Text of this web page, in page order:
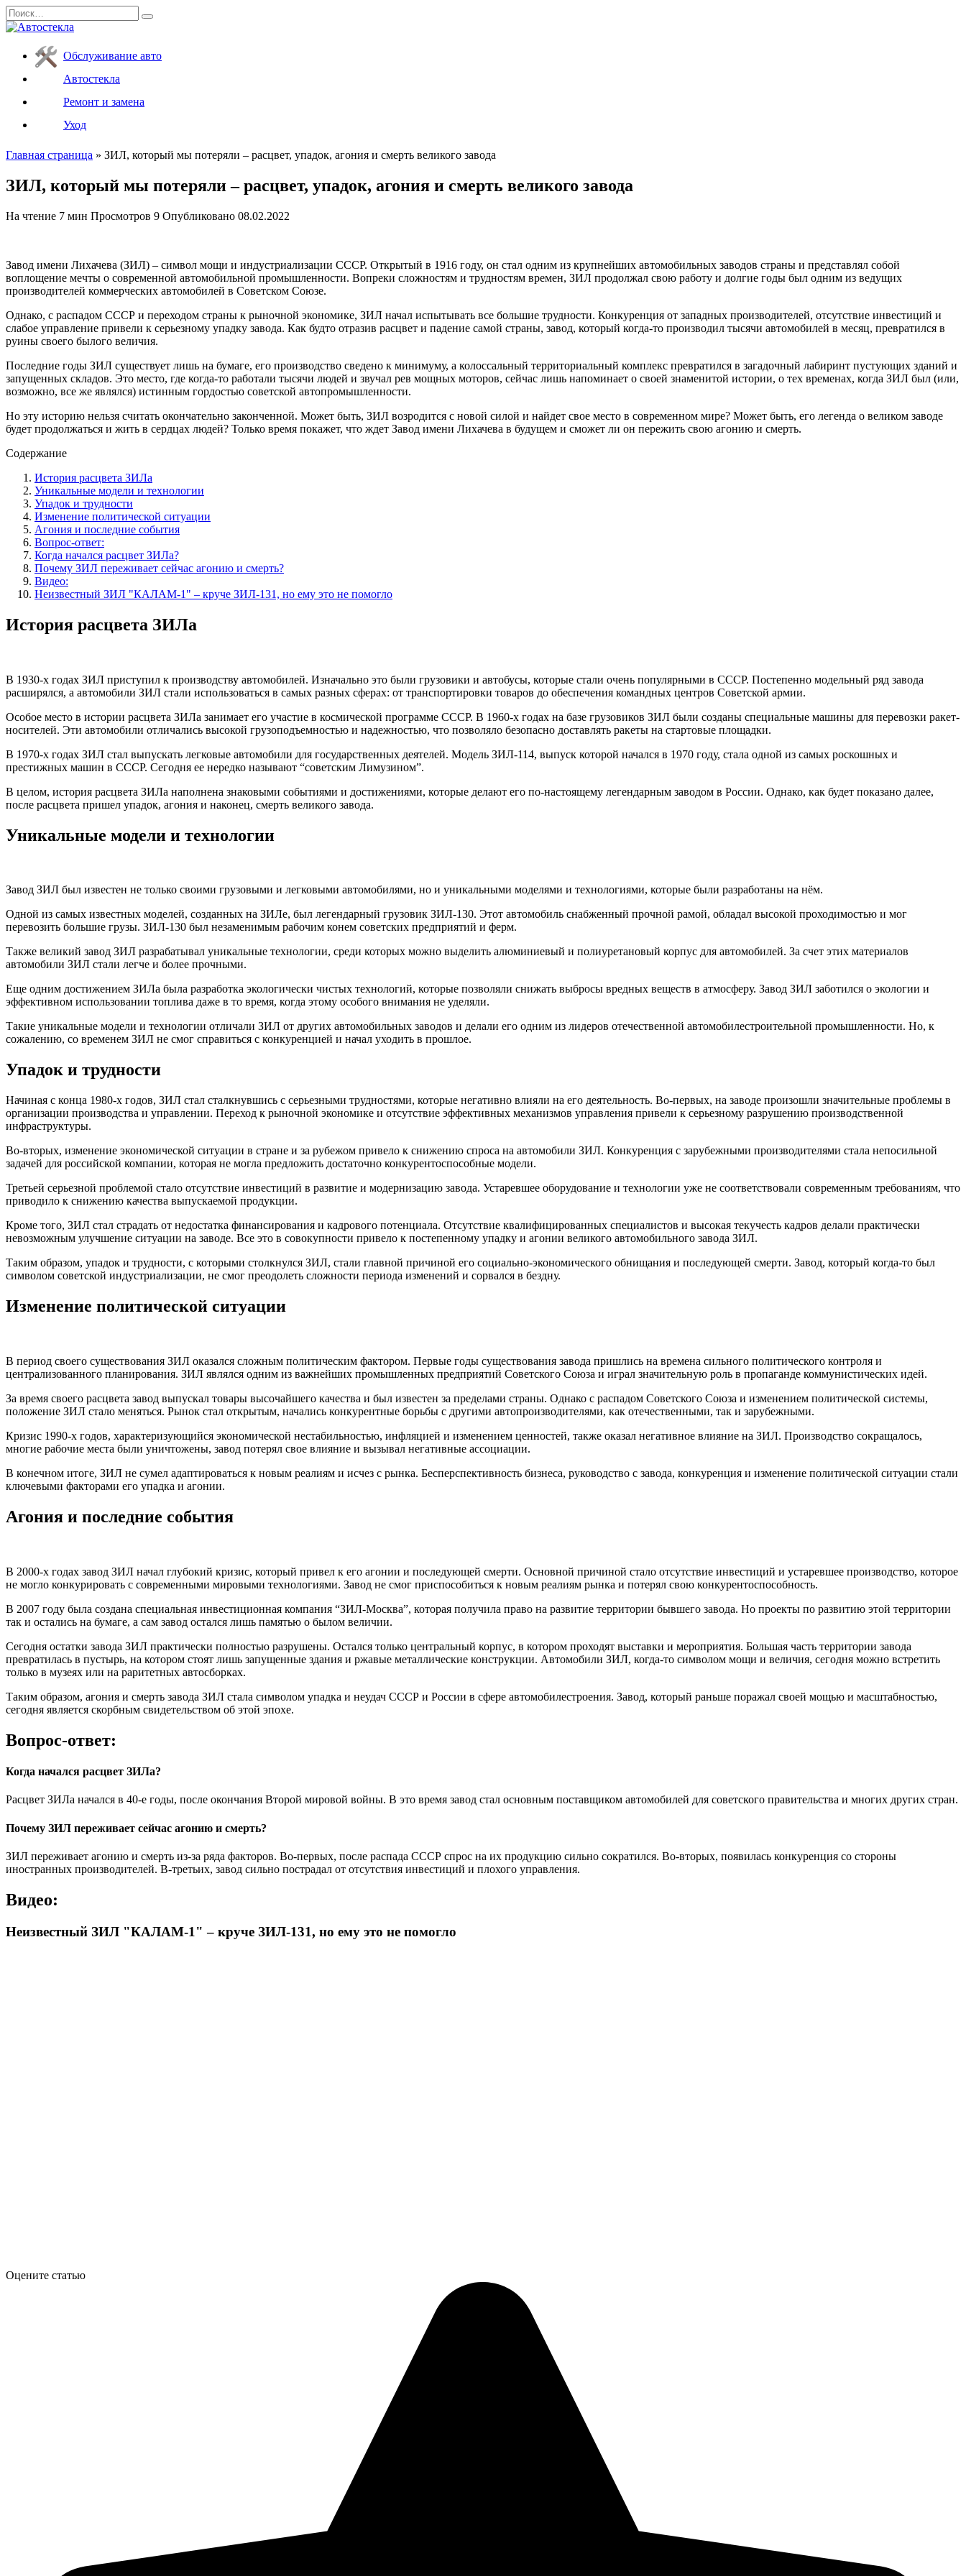
Перейти
к
Search
for:
Обслуживание авто
Автостекла
Ремонт и замена
Уход
Главная страница » ЗИЛ, который мы потеряли – расцвет, упадок, агония и смерть великого завода
ЗИЛ, который мы потеряли – расцвет, упадок, агония и смерть великого завода
На чтение 7 мин Просмотров 9 Опубликовано 08.02.2022
Завод имени Лихачева (ЗИЛ) – символ мощи и индустриализации СССР. Открытый в 1916 году, он стал одним из крупнейших автомобильных заводов страны и представлял собой
воплощение мечты о современной автомобильной промышленности. Вопреки сложностям и трудностям времен, ЗИЛ продолжал свою работу и долгие годы был одним из ведущих
производителей коммерческих автомобилей в Советском Союзе.
Однако, с распадом СССР и переходом страны к рыночной экономике, ЗИЛ начал испытывать все большие трудности. Конкуренция от западных производителей, отсутствие инвестиций и
слабое управление привели к серьезному упадку завода. Как будто отразив расцвет и падение самой страны, завод, который когда-то производил тысячи автомобилей в месяц, превратился в
руины своего былого величия.
Последние годы ЗИЛ существует лишь на бумаге, его производство сведено к минимуму, а колоссальный территориальный комплекс превратился в загадочный лабиринт пустующих зданий и
запущенных складов. Это место, где когда-то работали тысячи людей и звучал рев мощных моторов, сейчас лишь напоминает о своей знаменитой истории, о тех временах, когда ЗИЛ был (или,
возможно, все же являлся) истинным гордостью советской автопромышленности.
Но эту историю нельзя считать окончательно законченной. Может быть, ЗИЛ возродится с новой силой и найдет свое место в современном мире? Может быть, его легенда о великом заводе
будет продолжаться и жить в сердцах людей? Только время покажет, что ждет Завод имени Лихачева в будущем и сможет ли он пережить свою агонию и смерть.
Содержание
История расцвета ЗИЛа
Уникальные модели и технологии
Упадок и трудности
Изменение политической ситуации
Агония и последние события
Вопрос-ответ:
Когда начался расцвет ЗИЛа?
Почему ЗИЛ переживает сейчас агонию и смерть?
Видео:
Неизвестный ЗИЛ "КАЛАМ-1" – круче ЗИЛ-131, но ему это не помогло
История расцвета ЗИЛа
В 1930-х годах ЗИЛ приступил к производству автомобилей. Изначально это были грузовики и автобусы, которые стали очень популярными в СССР. Постепенно модельный ряд завода
расширялся, а автомобили ЗИЛ стали использоваться в самых разных сферах: от транспортировки товаров до обеспечения командных центров Советской армии.
Особое место в истории расцвета ЗИЛа занимает его участие в космической программе СССР. В 1960-х годах на базе грузовиков ЗИЛ были созданы специальные машины для перевозки ракет-
носителей. Эти автомобили отличались высокой грузоподъемностью и надежностью, что позволяло безопасно доставлять ракеты на стартовые площадки.
В 1970-х годах ЗИЛ стал выпускать легковые автомобили для государственных деятелей. Модель ЗИЛ-114, выпуск которой начался в 1970 году, стала одной из самых роскошных и
престижных машин в СССР. Сегодня ее нередко называют “советским Лимузином”.
В целом, история расцвета ЗИЛа наполнена знаковыми событиями и достижениями, которые делают его по-настоящему легендарным заводом в России. Однако, как будет показано далее,
после расцвета пришел упадок, агония и наконец, смерть великого завода.
Уникальные модели и технологии
Завод ЗИЛ был известен не только своими грузовыми и легковыми автомобилями, но и уникальными моделями и технологиями, которые были разработаны на нём.
Одной из самых известных моделей, созданных на ЗИЛе, был легендарный грузовик ЗИЛ-130. Этот автомобиль снабженный прочной рамой, обладал высокой проходимостью и мог
перевозить большие грузы. ЗИЛ-130 был незаменимым рабочим конем советских предприятий и ферм.
Также великий завод ЗИЛ разрабатывал уникальные технологии, среди которых можно выделить алюминиевый и полиуретановый корпус для автомобилей. За счет этих материалов
автомобили ЗИЛ стали легче и более прочными.
Еще одним достижением ЗИЛа была разработка экологически чистых технологий, которые позволяли снижать выбросы вредных веществ в атмосферу. Завод ЗИЛ заботился о экологии и
эффективном использовании топлива даже в то время, когда этому особого внимания не уделяли.
Такие уникальные модели и технологии отличали ЗИЛ от других автомобильных заводов и делали его одним из лидеров отечественной автомобилестроительной промышленности. Но, к
сожалению, со временем ЗИЛ не смог справиться с конкуренцией и начал уходить в прошлое.
Упадок и трудности
Начиная с конца 1980-х годов, ЗИЛ стал сталкнувшись с серьезными трудностями, которые негативно влияли на его деятельность. Во-первых, на заводе произошли значительные проблемы в
организации производства и управлении. Переход к рыночной экономике и отсутствие эффективных механизмов управления привели к серьезному разрушению производственной
инфраструктуры.
Во-вторых, изменение экономической ситуации в стране и за рубежом привело к снижению спроса на автомобили ЗИЛ. Конкуренция с зарубежными производителями стала непосильной
задачей для российской компании, которая не могла предложить достаточно конкурентоспособные модели.
Третьей серьезной проблемой стало отсутствие инвестиций в развитие и модернизацию завода. Устаревшее оборудование и технологии уже не соответствовали современным требованиям, что
приводило к снижению качества выпускаемой продукции.
Кроме того, ЗИЛ стал страдать от недостатка финансирования и кадрового потенциала. Отсутствие квалифицированных специалистов и высокая текучесть кадров делали практически
невозможным улучшение ситуации на заводе. Все это в совокупности привело к постепенному упадку и агонии великого автомобильного завода ЗИЛ.
Таким образом, упадок и трудности, с которыми столкнулся ЗИЛ, стали главной причиной его социально-экономического обнищания и последующей смерти. Завод, который когда-то был
символом советской индустриализации, не смог преодолеть сложности периода изменений и сорвался в бездну.
Изменение политической ситуации
В период своего существования ЗИЛ оказался сложным политическим фактором. Первые годы существования завода пришлись на времена сильного политического контроля и
централизованного планирования. ЗИЛ являлся одним из важнейших промышленных предприятий Советского Союза и играл значительную роль в пропаганде коммунистических идей.
За время своего расцвета завод выпускал товары высочайшего качества и был известен за пределами страны. Однако с распадом Советского Союза и изменением политической системы,
положение ЗИЛ стало меняться. Рынок стал открытым, начались конкурентные борьбы с другими автопроизводителями, как отечественными, так и зарубежными.
Кризис 1990-х годов, характеризующийся экономической нестабильностью, инфляцией и изменением ценностей, также оказал негативное влияние на ЗИЛ. Производство сокращалось,
многие рабочие места были уничтожены, завод потерял свое влияние и вызывал негативные ассоциации.
В конечном итоге, ЗИЛ не сумел адаптироваться к новым реалиям и исчез с рынка. Бесперспективность бизнеса, руководство с завода, конкуренция и изменение политической ситуации стали
ключевыми факторами его упадка и агонии.
Агония и последние события
В 2000-х годах завод ЗИЛ начал глубокий кризис, который привел к его агонии и последующей смерти. Основной причиной стало отсутствие инвестиций и устаревшее производство, которое
не могло конкурировать с современными мировыми технологиями. Завод не смог приспособиться к новым реалиям рынка и потерял свою конкурентоспособность.
В 2007 году была создана специальная инвестиционная компания “ЗИЛ-Москва”, которая получила право на развитие территории бывшего завода. Но проекты по развитию этой территории
так и остались на бумаге, а сам завод остался лишь памятью о былом величии.
Сегодня остатки завода ЗИЛ практически полностью разрушены. Остался только центральный корпус, в котором проходят выставки и мероприятия. Большая часть территории завода
превратилась в пустырь, на котором стоят лишь запущенные здания и ржавые металлические конструкции. Автомобили ЗИЛ, когда-то символом мощи и величия, сегодня можно встретить
только в музеях или на раритетных автосборках.
Таким образом, агония и смерть завода ЗИЛ стала символом упадка и неудач СССР и России в сфере автомобилестроения. Завод, который раньше поражал своей мощью и масштабностью,
сегодня является скорбным свидетельством об этой эпохе.
Вопрос-ответ:
Когда начался расцвет ЗИЛа?
Расцвет ЗИЛа начался в 40-е годы, после окончания Второй мировой войны. В это время завод стал основным поставщиком автомобилей для советского правительства и многих других стран.
Почему ЗИЛ переживает сейчас агонию и смерть?
ЗИЛ переживает агонию и смерть из-за ряда факторов. Во-первых, после распада СССР спрос на их продукцию сильно сократился. Во-вторых, появилась конкуренция со стороны
иностранных производителей. В-третьих, завод сильно пострадал от отсутствия инвестиций и плохого управления.
Видео:
Неизвестный ЗИЛ "КАЛАМ-1" – круче ЗИЛ-131, но ему это не помогло
Оцените статью